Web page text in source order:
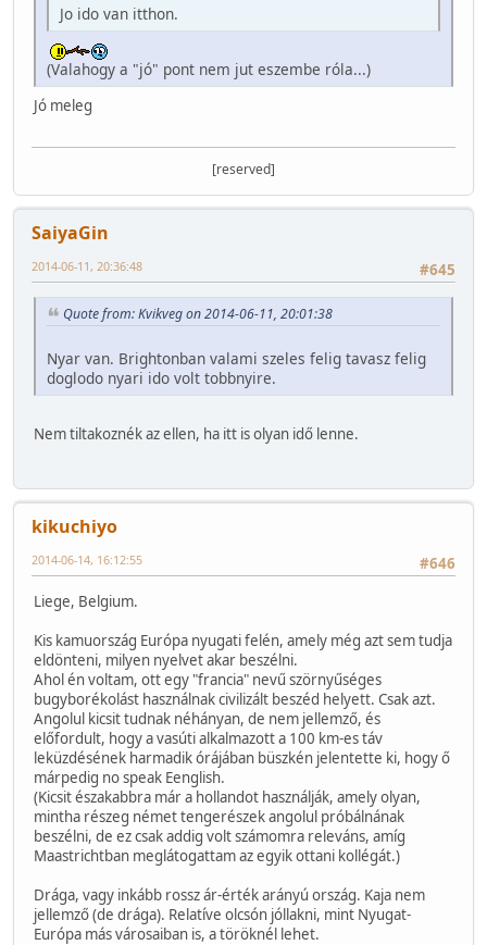
Jo ido van itthon.
(Valahogy a "jó" pont nem jut eszembe róla...)
Jó meleg
[reserved]
SaiyaGin
#645
2014-06-11, 20:36:48
Quote from: Kvikveg on 2014-06-11, 20:01:38
Nyar van. Brightonban valami szeles felig tavasz felig
doglodo nyari ido volt tobbnyire.
Nem tiltakoznék az ellen, ha itt is olyan idő lenne.
kikuchiyo
#646
2014-06-14, 16:12:55
Liege, Belgium.
Kis kamuország Európa nyugati felén, amely még azt sem tudja
eldönteni, milyen nyelvet akar beszélni.
Ahol én voltam, ott egy "francia" nevű szörnyűséges
bugyborékolást használnak civilizált beszéd helyett. Csak azt.
Angolul kicsit tudnak néhányan, de nem jellemző, és
előfordult, hogy a vasúti alkalmazott a 100 km-es táv
leküzdésének harmadik órájában büszkén jelentette ki, hogy ő
márpedig no speak Eenglish.
(Kicsit északabbra már a hollandot használják, amely olyan,
mintha részeg német tengerészek angolul próbálnának
beszélni, de ez csak addig volt számomra releváns, amíg
Maastrichtban meglátogattam az egyik ottani kollégát.)
Drága, vagy inkább rossz ár-érték arányú ország. Kaja nem
jellemző (de drága). Relatíve olcsón jóllakni, mint Nyugat-
Európa más városaiban is, a töröknél lehet.